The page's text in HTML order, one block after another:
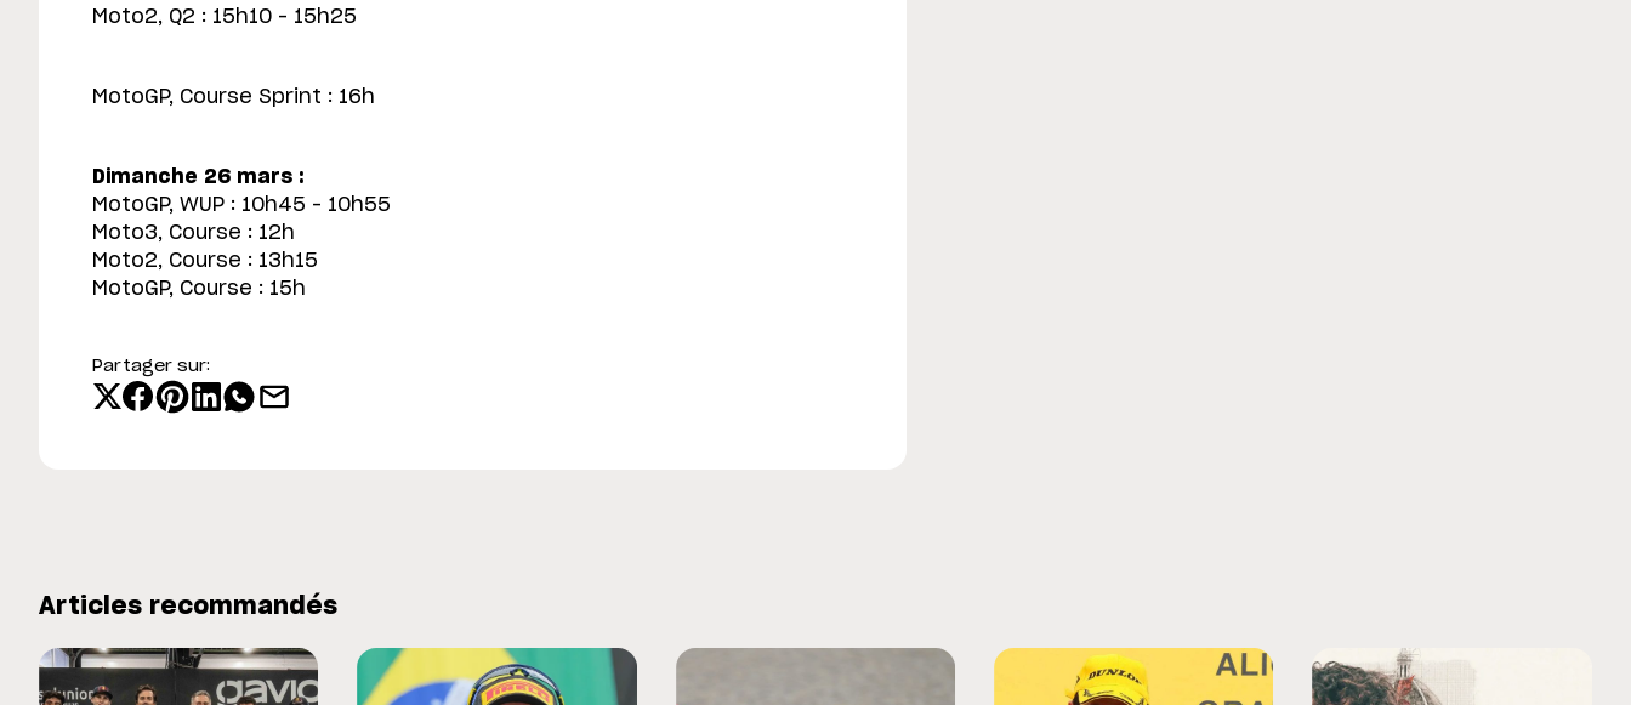
Moto2, Q2 : 15h10 – 15h25
MotoGP, Course Sprint : 16h
Dimanche 26 mars :
MotoGP, WUP : 10h45 – 10h55
Moto3, Course : 12h
Moto2, Course : 13h15
MotoGP, Course : 15h
Partager sur:
Articles recommandés